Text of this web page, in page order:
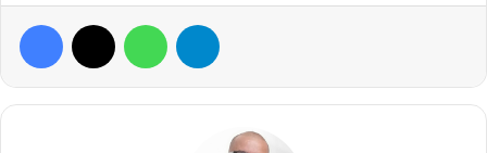
Facebook WhatsApp